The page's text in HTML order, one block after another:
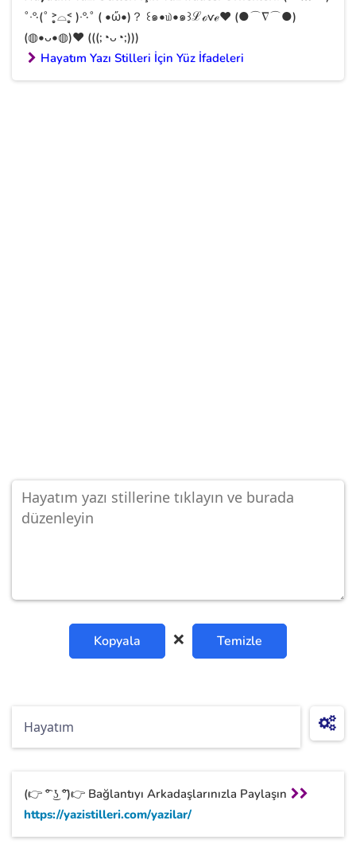
˚‧º·(˚ ˃̣̣̥⌓˂̣̣̥ )‧º·˚ ( •ὤ•)？ ꒰๑•௰•๑꒱ℒℴѵℯ❤ (●⌒∇⌒●)
(◍•ᴗ•◍)❤ (((;◔ᴗ◔;)))
Hayatım Yazı Stilleri İçin Yüz İfadeleri
Kopyala ❌ Temizle
(👉 ͡° ͜ʖ ͡°)👉 Bağlantıyı Arkadaşlarınızla Paylaşın
https://yazistilleri.com/yazilar/